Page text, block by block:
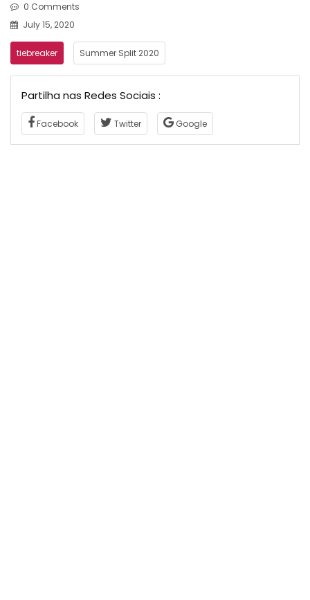
0 Comments
July 15, 2020
tiebreaker Summer Split 2020
Partilha nas Redes Sociais :
Facebook Twitter Google